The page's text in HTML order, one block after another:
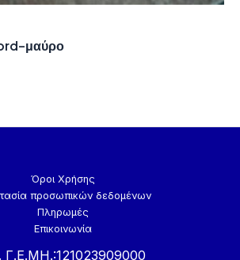
μαύρο
Όροι Χρήσης
προσωπικών δεδομένων
Πληρωμές
Επικοινωνία
Γ.Ε.ΜΗ.:121023909000